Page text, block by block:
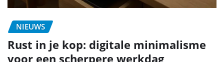
NIEUWS
Rust in je kop: digitale minimalisme
voor een scherpere werkdag